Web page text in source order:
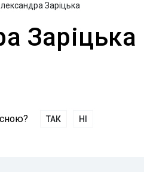
Заріцька
Заріцька
ТАК НІ